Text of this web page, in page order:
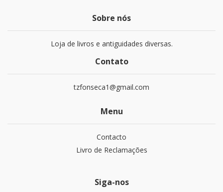
Sobre nós
Loja de livros e antiguidades diversas.
Contato
tzfonseca1@gmail.com
Menu
Contacto
Livro de Reclamações
Siga-nos